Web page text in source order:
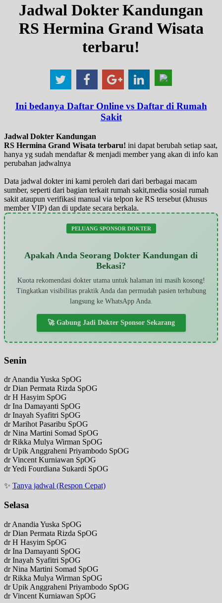
Jadwal Dokter Kandungan
RS Hermina Grand Wisata
terbaru!
Ini bedanya Daftar Online vs Daftar di Rumah
Sakit
Jadwal Dokter Kandungan
RS Hermina Grand Wisata terbaru! ini dapat berubah setiap saat,
hanya yg sudah mendaftar & menjadi member yang akan di info kan
perubahan jadwalnya
Data jadwal dokter ini kami peroleh dari dari berbagai macam
sumber, seperti dari bagian terkait rumah sakit,media sosial rumah
sakit ataupun verifikasi manual via telpon ke RS tersebut (khusus
member VIP) dan di update secara berkala.
PELUANG SPONSOR DOKTER
Apakah Anda Seorang Dokter Kandungan di
Bekasi?
Kuota rekomendasi dokter utama untuk halaman ini masih kosong!
Tingkatkan visibilitas praktik Anda dan permudah pasien terhubung
langsung ke WhatsApp Anda.
🚀 Gabung Jadi Dokter Sponsor Sekarang
Senin
dr Anandia Yuska SpOG
dr Dian Permata Rizda SpOG
dr H Hasyim SpOG
dr Ina Damayanti SpOG
dr Inayah Syafitri SpOG
dr Marihot Pasaribu SpOG
dr Nina Martini Somad SpOG
dr Rikka Mulya Wirman SpOG
dr Upik Anggraheni Priyambodo SpOG
dr Vincent Kurniawan SpOG
dr Yedi Fourdiana Sukardi SpOG
✨ Tanya jadwal (Respon Cepat)
Selasa
dr Anandia Yuska SpOG
dr Dian Permata Rizda SpOG
dr H Hasyim SpOG
dr Ina Damayanti SpOG
dr Inayah Syafitri SpOG
dr Nina Martini Somad SpOG
dr Rikka Mulya Wirman SpOG
dr Upik Anggraheni Priyambodo SpOG
dr Vincent Kurniawan SpOG